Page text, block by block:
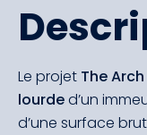
Le projet The Arch
lourded’un
d’une surface